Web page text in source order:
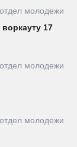
молодежи
17
молодежи
молодежи